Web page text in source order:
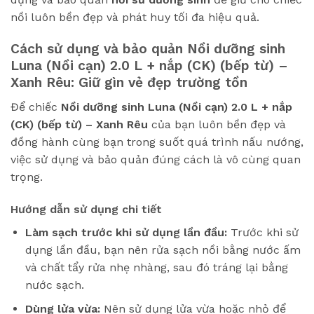
nồi luôn bền đẹp và phát huy tối đa hiệu quả.
Cách sử dụng và bảo quản Nồi dưỡng sinh
Luna (Nồi cạn) 2.0 L + nắp (CK) (bếp từ) –
Xanh Rêu: Giữ gìn vẻ đẹp trường tồn
Để chiếc Nồi dưỡng sinh Luna (Nồi cạn) 2.0 L + nắp
(CK) (bếp từ) – Xanh Rêu của bạn luôn bền đẹp và
đồng hành cùng bạn trong suốt quá trình nấu nướng,
việc sử dụng và bảo quản đúng cách là vô cùng quan
trọng.
Hướng dẫn sử dụng chi tiết
Làm sạch trước khi sử dụng lần đầu:Trước khi sử
dụng lần đầu, bạn nên rửa sạch nồi bằng nước ấm
và chất tẩy rửa nhẹ nhàng, sau đó tráng lại bằng
nước sạch.
Dùng lửa vừa:Nên sử dụng lửa vừa hoặc nhỏ để